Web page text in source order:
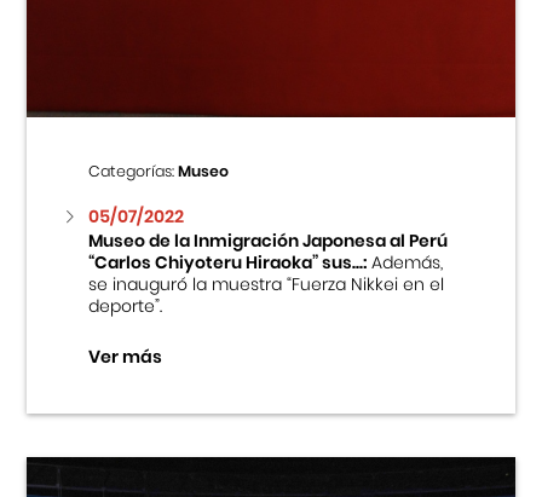
Cursos
Museo de la Inmigración Japonesa
Fondo Editorial
Teatro Peruano Japonés
Categorías:Museo
05/07/2022
Museo de la Inmigración Japonesa al Perú
“Carlos Chiyoteru Hiraoka” sus...:Además,
se inauguró la muestra “Fuerza Nikkei en el
deporte”.
Ver más